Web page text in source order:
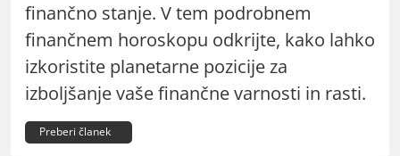
finančno stanje. V tem podrobnem
finančnem horoskopu odkrijte, kako lahko
izkoristite planetarne pozicije za
izboljšanje vaše finančne varnosti in rasti.
Preberi članek